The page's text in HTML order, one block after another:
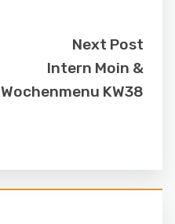
Next Post
Intern Moin &
Wochenmenu KW38